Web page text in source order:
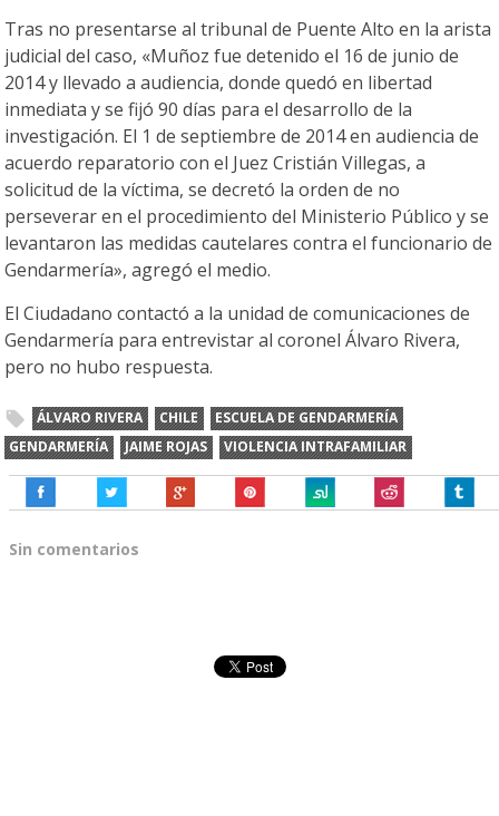
Tras no presentarse al tribunal de Puente Alto en la arista
judicial del caso, «Muñoz fue detenido el 16 de junio de
2014 y llevado a audiencia, donde quedó en libertad
inmediata y se fijó 90 días para el desarrollo de la
investigación. El 1 de septiembre de 2014 en audiencia de
acuerdo reparatorio con el Juez Cristián Villegas, a
solicitud de la víctima, se decretó la orden de no
perseverar en el procedimiento del Ministerio Público y se
levantaron las medidas cautelares contra el funcionario de
Gendarmería», agregó el medio.
El Ciudadano contactó a la unidad de comunicaciones de
Gendarmería para entrevistar al coronel Álvaro Rivera,
pero no hubo respuesta.
ÁLVARO RIVERA CHILE
ESCUELA DE GENDARMERÍA
GENDARMERÍA
JAIME ROJAS VIOLENCIA INTRAFAMILIAR
Sin comentarios